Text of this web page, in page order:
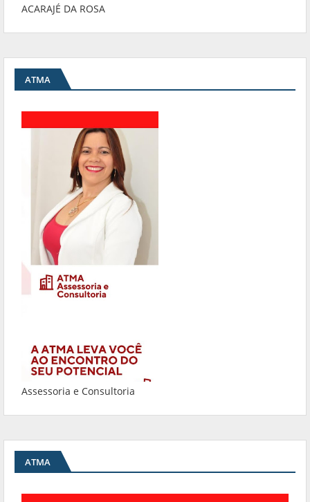
ACARAJÉ DA ROSA
ATMA
Assessoria e Consultoria
ATMA